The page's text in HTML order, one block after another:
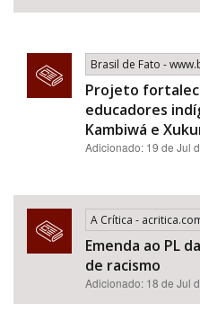
Brasil de Fato -
Projeto
educadores
Kambiwá e
Adicionado: 19 de Jul
A Crítica -
Emenda ao PL
de racismo​​​​​​​​​​​​​​​​​​​​​​​​​​​​​​​​​​​​​​​​​​
Adicionado: 18 de Jul